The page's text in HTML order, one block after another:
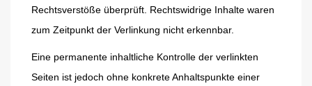
Rechtsverstöße überprüft. Rechtswidrige Inhalte waren
zum Zeitpunkt der Verlinkung nicht erkennbar.
Eine permanente inhaltliche Kontrolle der verlinkten
Seiten ist jedoch ohne konkrete Anhaltspunkte einer